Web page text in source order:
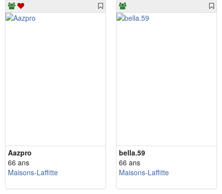
Aazpro
66 ans
Maisons-Laffitte
bella.59
66 ans
Maisons-Laffitte